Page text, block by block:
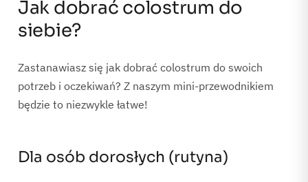
Jak dobrać colostrum do
siebie?
Zastanawiasz się jak dobrać colostrum do swoich
potrzeb i oczekiwań? Z naszym mini-przewodnikiem
będzie to niezwykle łatwe!
Dla osób dorosłych (rutyna)